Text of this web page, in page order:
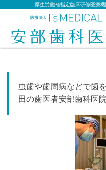
厚生労働省指定臨床研修医療
虫歯や歯周病などで歯
田の歯医者安部歯科医